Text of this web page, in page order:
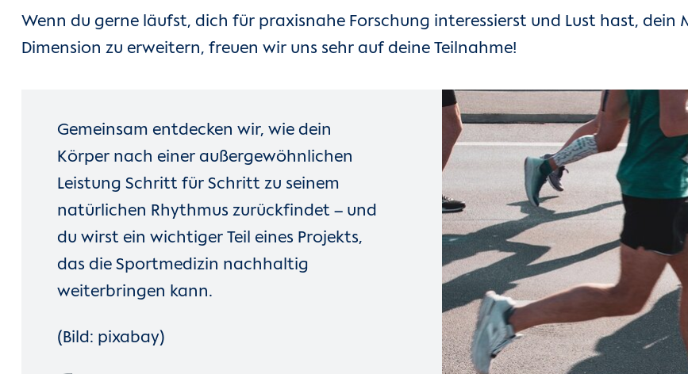
Wenn du gerne läufst, dich für praxisnahe Forschung interessierst und Lust hast,
Dimension zu erweitern, freuen wir uns sehr auf deine Teilnahme!
Gemeinsam entdecken wir, wie dein
Körper nach einer außergewöhnlichen
Leistung Schritt für Schritt zu seinem
natürlichen Rhythmus zurückfindet – und
du wirst ein wichtiger Teil eines Projekts,
das die Sportmedizin nachhaltig
weiterbringen kann.
(Bild: pixabay)